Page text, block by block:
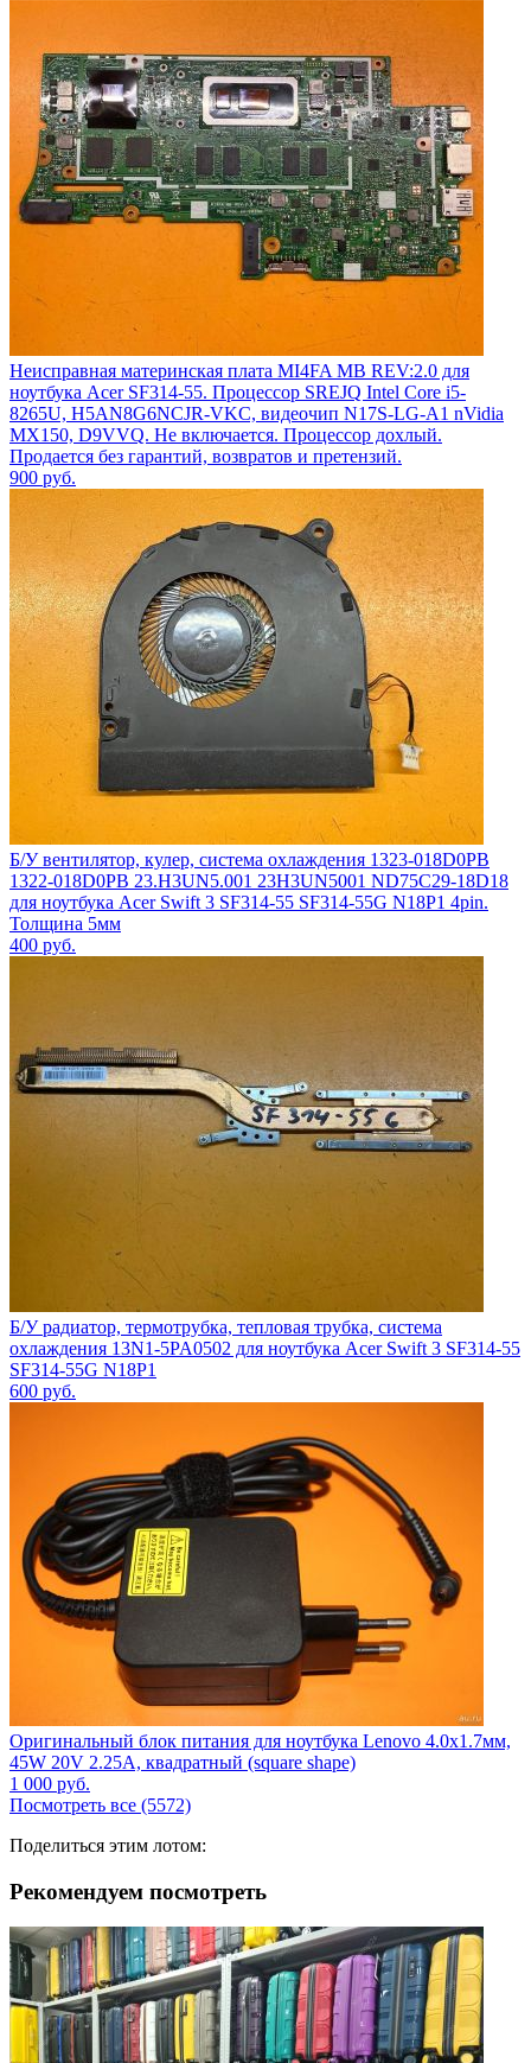
Неисправная материнская плата MI4FA MB REV:2.0 для
ноутбука Acer SF314-55. Процессор SREJQ Intel Core i5-
8265U, H5AN8G6NCJR-VKC, видеочип N17S-LG-A1 nVidia
MX150, D9VVQ. Не включается. Процессор дохлый.
Продается без гарантий, возвратов и претензий.
900 руб.
Б/У вентилятор, кулер, система охлаждения 1323-018D0PB
1322-018D0PB 23.H3UN5.001 23H3UN5001 ND75C29-18D18
для ноутбука Acer Swift 3 SF314-55 SF314-55G N18P1 4pin.
Толщина 5мм
400 руб.
Б/У радиатор, термотрубка, тепловая трубка, система
охлаждения 13N1-5PA0502 для ноутбука Acer Swift 3 SF314-55
SF314-55G N18P1
600 руб.
Оригинальный блок питания для ноутбука Lenovo 4.0x1.7мм,
45W 20V 2.25A, квадратный (square shape)
1 000 руб.
Посмотреть все (5572)
Поделиться этим лотом:
Рекомендуем посмотреть